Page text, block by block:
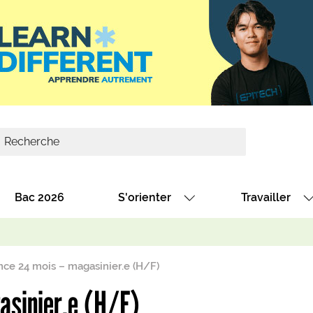
Bac 2026 S'orienter
Alternance : les formations des écoles
Travailler
24 mois – magasinier.e (H/F)
(H/F)